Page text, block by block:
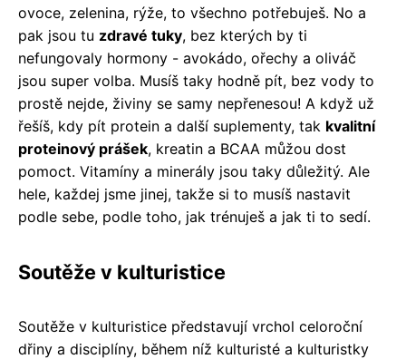
ovoce, zelenina, rýže, to všechno potřebuješ. No a
pak jsou tu zdravé tuky, bez kterých by ti
nefungovaly hormony - avokádo, ořechy a oliváč
jsou super volba. Musíš taky hodně pít, bez vody to
prostě nejde, živiny se samy nepřenesou! A když už
řešíš, kdy pít protein a další suplementy, tak kvalitní
proteinový prášek, kreatin a BCAA můžou dost
pomoct. Vitamíny a minerály jsou taky důležitý. Ale
hele, každej jsme jinej, takže si to musíš nastavit
podle sebe, podle toho, jak trénuješ a jak ti to sedí.
Soutěže v kulturistice
Soutěže v kulturistice představují vrchol celoroční
dřiny a disciplíny, během níž kulturisté a kulturistky